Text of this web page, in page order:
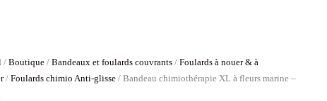
/Boutique /Bandeaux et foulards couvrants /Foulards à nouer & à
/Foulards chimio Anti-glisse / Bandeau chimiothérapie XL à fleurs marine –